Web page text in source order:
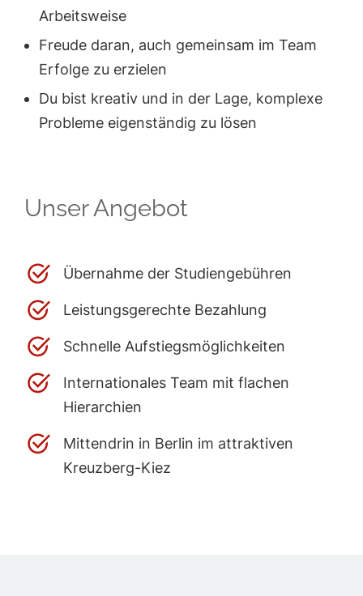
Arbeitsweise
Freude daran, auch gemeinsam im Team
Erfolge zu erzielen
Du bist kreativ und in der Lage, komplexe
Probleme eigenständig zu lösen
Unser Angebot
Übernahme der Studiengebühren
Leistungsgerechte Bezahlung
Schnelle Aufstiegsmöglichkeiten
Internationales Team mit flachen
Hierarchien
Mittendrin in Berlin im attraktiven
Kreuzberg-Kiez